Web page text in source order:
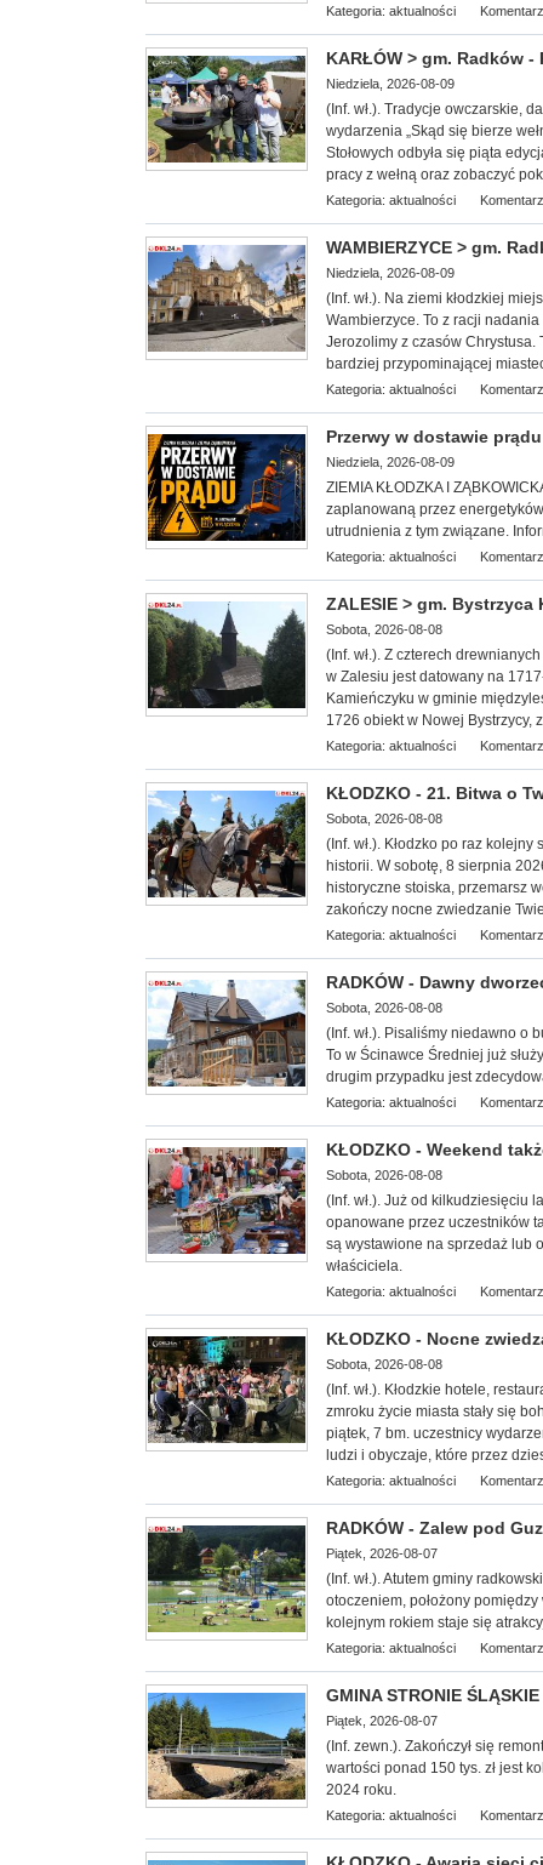
Kategoria: aktualności
KARŁÓW > gm. Radków
Niedziela, 2026-08-09
(Inf. wł.). Tradycje owczarskie,
wydarzenia „Skąd się bierze
Stołowych odbyła się piąta
pracy z wełną oraz zobaczyć
Kategoria: aktualności
WAMBIERZYCE > gm.
Niedziela, 2026-08-09
(Inf. wł.). Na ziemi kłodzkiej
Wambierzyce. To z racji
Jerozolimy z czasów Chrystusa.
bardziej przypominającej
Kategoria: aktualności
Przerwy w dostawie
Niedziela, 2026-08-09
ZIEMIA KŁODZKA I
zaplanowaną przez
utrudnienia z tym związane.
Kategoria: aktualności
ZALESIE > gm.
Sobota, 2026-08-08
(Inf. wł.). Z czterech
w Zalesiu jest datowany na
Kamieńczyku w gminie
1726 obiekt w Nowej Bystrzycy,
Kategoria: aktualności
KŁODZKO - 21. Bitwa o
Sobota, 2026-08-08
(Inf. wł.). Kłodzko po raz
historii. W sobotę, 8 sierpnia
historyczne stoiska, przemarsz
zakończy nocne zwiedzanie
Kategoria: aktualności
RADKÓW - Dawny
Sobota, 2026-08-08
(Inf. wł.). Pisaliśmy niedawno o
To w Ścinawce Średniej już
drugim przypadku jest
Kategoria: aktualności
KŁODZKO - Weekend
Sobota, 2026-08-08
(Inf. wł.). Już od kilkudziesięciu
opanowane przez uczestników
są wystawione na sprzedaż lub
właściciela.
Kategoria: aktualności
KŁODZKO - Nocne
Sobota, 2026-08-08
(Inf. wł.). Kłodzkie hotele,
zmroku życie miasta stały się
piątek, 7 bm. uczestnicy
ludzi i obyczaje, które przez
Kategoria: aktualności
RADKÓW - Zalew pod
Piątek, 2026-08-07
(Inf. wł.). Atutem gminy
otoczeniem, położony
kolejnym rokiem staje się
Kategoria: aktualności
GMINA STRONIE
Piątek, 2026-08-07
(Inf. zewn.). Zakończył się
wartości ponad 150 tys. zł jest
2024 roku.
Kategoria: aktualności